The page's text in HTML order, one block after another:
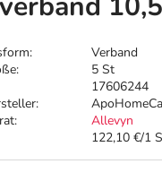
Verband
5 St
17606244
Allevyn
122,10 €/1